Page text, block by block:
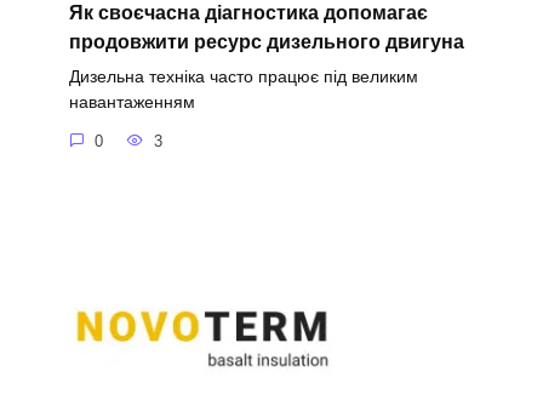
Як своєчасна діагностика допомагає
продовжити ресурс дизельного двигуна
Дизельна техніка часто працює під великим
навантаженням
0 3